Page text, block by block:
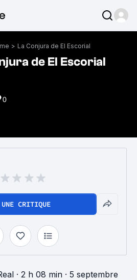
> La Conjura de El Escorial
de El Escorial
0
CRITIQUE
· 2 h 08 min · 5 septembre